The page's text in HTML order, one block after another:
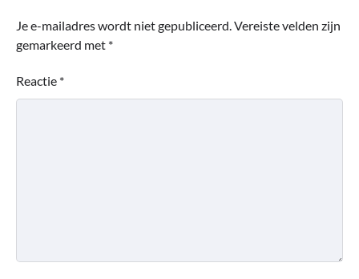
Je e-mailadres wordt niet gepubliceerd.Vereiste velden zijn
gemarkeerd met *
Reactie *